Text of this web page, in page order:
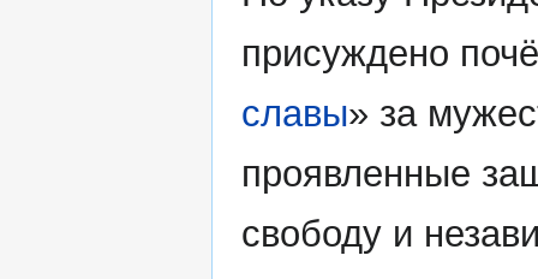
присуждено
славы» за
проявленные
свободу и